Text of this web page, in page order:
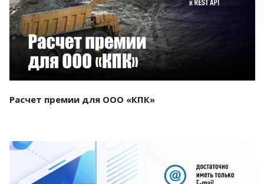
Расчет премии для ООО «КПК»